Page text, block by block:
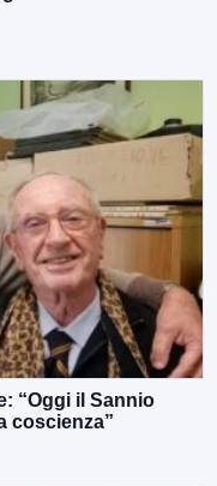
“Oggi il Sannio
coscienza”